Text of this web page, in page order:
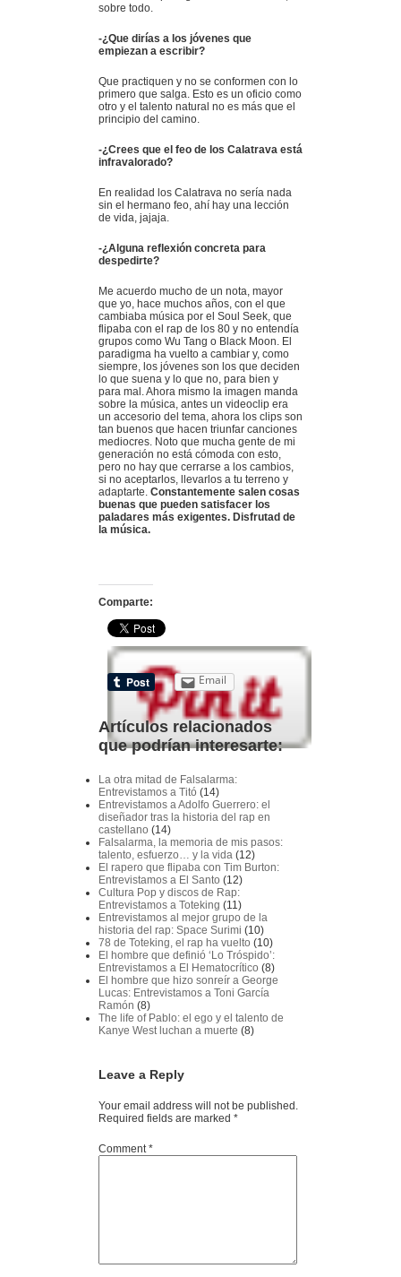
sobre todo.
-¿Que dirías a los jóvenes que
empiezan a escribir?
Que practiquen y no se conformen con lo
primero que salga. Esto es un oficio como
otro y el talento natural no es más que el
principio del camino.
-¿Crees que el feo de los Calatrava está
infravalorado?
En realidad los Calatrava no sería nada
sin el hermano feo, ahí hay una lección
de vida, jajaja.
-¿Alguna reflexión concreta para
despedirte?
Me acuerdo mucho de un nota, mayor
que yo, hace muchos años, con el que
cambiaba música por el Soul Seek, que
flipaba con el rap de los 80 y no entendía
grupos como Wu Tang o Black Moon. El
paradigma ha vuelto a cambiar y, como
siempre, los jóvenes son los que deciden
lo que suena y lo que no, para bien y
para mal. Ahora mismo la imagen manda
sobre la música, antes un videoclip era
un accesorio del tema, ahora los clips son
tan buenos que hacen triunfar canciones
mediocres. Noto que mucha gente de mi
generación no está cómoda con esto,
pero no hay que cerrarse a los cambios,
si no aceptarlos, llevarlos a tu terreno y
adaptarte. Constantemente salen cosas
buenas que pueden satisfacer los
paladares más exigentes. Disfrutad de
la música.
Comparte:
Email
Artículos relacionados
que podrían interesarte:
La otra mitad de Falsalarma:
Entrevistamos a Titó (14)
Entrevistamos a Adolfo Guerrero: el
diseñador tras la historia del rap en
castellano (14)
Falsalarma, la memoria de mis pasos:
talento, esfuerzo… y la vida (12)
El rapero que flipaba con Tim Burton:
Entrevistamos a El Santo (12)
Cultura Pop y discos de Rap:
Entrevistamos a Toteking (11)
Entrevistamos al mejor grupo de la
historia del rap: Space Surimi (10)
78 de Toteking, el rap ha vuelto (10)
El hombre que definió ‘Lo Tróspido’:
Entrevistamos a El Hematocrítico (8)
El hombre que hizo sonreír a George
Lucas: Entrevistamos a Toni García
Ramón (8)
The life of Pablo: el ego y el talento de
Kanye West luchan a muerte (8)
Leave a Reply
Your email address will not be published.
Required fields are marked *
Comment *